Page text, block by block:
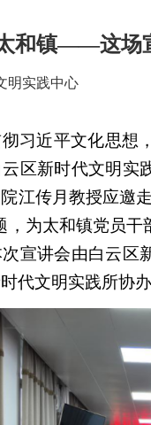
和镇——这场
明实践中心
习近平文化思想
区新时代文明实
江传月教授应邀
，为太和镇党员
宣讲会由白云区
代文明实践所协办